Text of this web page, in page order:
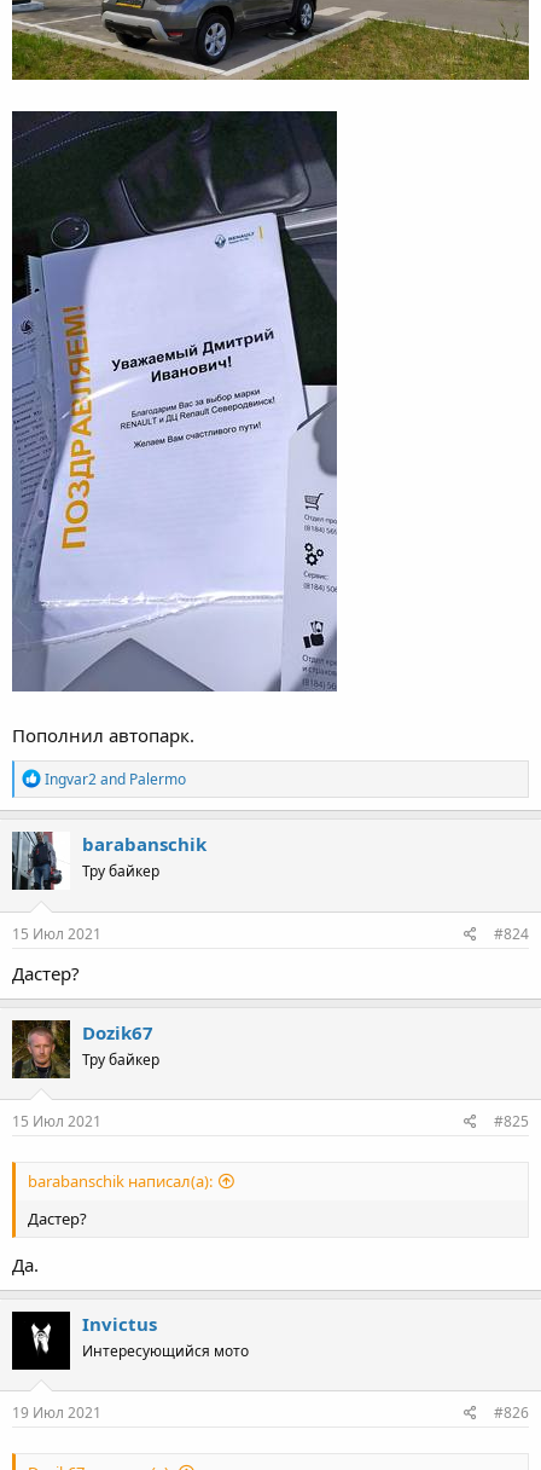
Пополнил автопарк.
R
e
a
c
t
i
o
n
s
Ingvar2and Palermo
barabanschik
Тру байкер
15 Июл 2021 #824
Дастер?
Dozik67
Тру байкер
15 Июл 2021 #825
barabanschik написал(а):
Дастер?
Да.
Invictus
Интересующийся мото
19 Июл 2021 #826